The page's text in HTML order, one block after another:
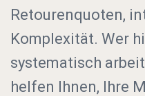
Retourenquoten,
Komplexität. Wer
systematisch
helfen Ihnen, Ihre